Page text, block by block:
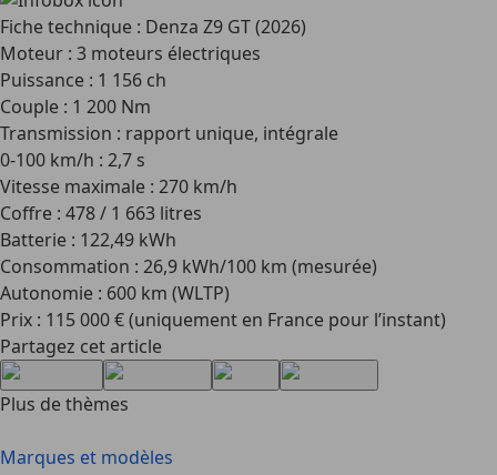
Fiche technique : Denza Z9 GT (2026)
Moteur : 3 moteurs électriques
Puissance : 1 156 ch
Couple : 1 200 Nm
Transmission : rapport unique, intégrale
0-100 km/h : 2,7 s
Vitesse maximale : 270 km/h
Coffre : 478 / 1 663 litres
Batterie : 122,49 kWh
Consommation : 26,9 kWh/100 km (mesurée)
Autonomie : 600 km (WLTP)
Prix : 115 000 € (uniquement en France pour l’instant)
Partagez cet article
Plus de thèmes
Marques et modèles